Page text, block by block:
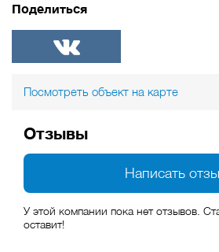
Поделиться
Посмотреть объект на карте
Отзывы
Написать
У этой компании пока нет отзывов.
оставит!